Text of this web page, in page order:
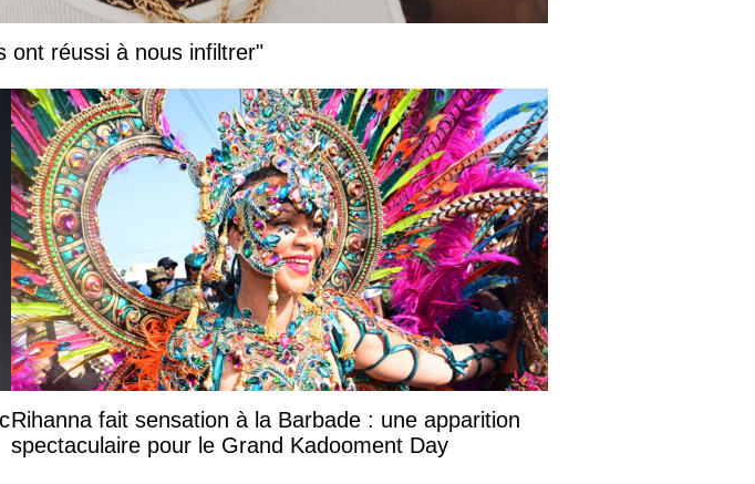
ont réussi à nous infiltrer"
Rihanna fait sensation à la Barbade : une apparition
spectaculaire pour le Grand Kadooment Day